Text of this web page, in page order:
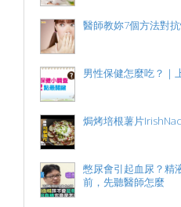
醫師教妳7個方法對
男性保健怎麼吃？｜
焗烤培根薯片
憋尿會引起血尿？精
前，先聽醫師怎麼